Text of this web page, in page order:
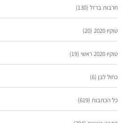
חרבות ברזל (130)
טוקיו 2020 (20)
טוקיו 2020 ראשי (19)
כחול לבן (6)
כל הכתבות (619)